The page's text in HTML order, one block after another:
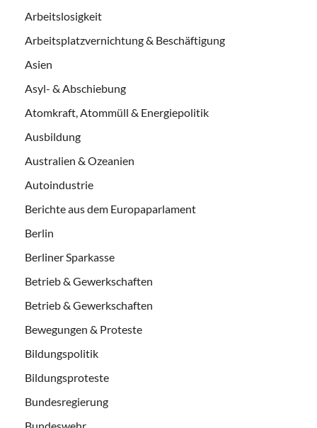
Arbeitslosigkeit
Arbeitsplatzvernichtung & Beschäftigung
Asien
Asyl- & Abschiebung
Atomkraft, Atommüll & Energiepolitik
Ausbildung
Australien & Ozeanien
Autoindustrie
Berichte aus dem Europaparlament
Berlin
Berliner Sparkasse
Betrieb & Gewerkschaften
Betrieb & Gewerkschaften
Bewegungen & Proteste
Bildungspolitik
Bildungsproteste
Bundesregierung